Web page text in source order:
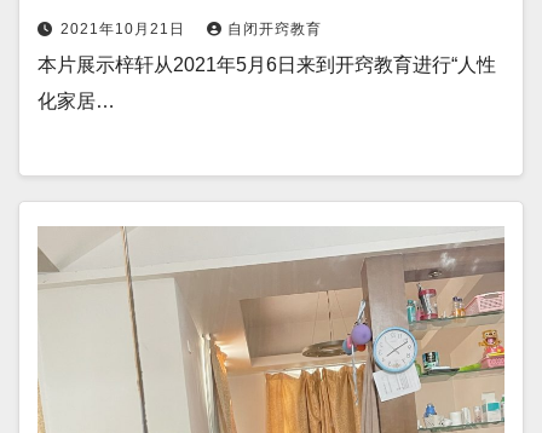
2021年10月21日 自闭开窍教育
本片展示梓轩从2021年5月6日来到开窍教育进行“人性
化家居…